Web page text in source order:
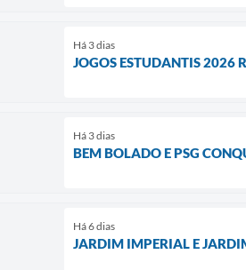
Há 3 dias
JOGOS ESTUDANTIS 2026
Há 3 dias
BEM BOLADO E PSG
Há 6 dias
JARDIM IMPERIAL E